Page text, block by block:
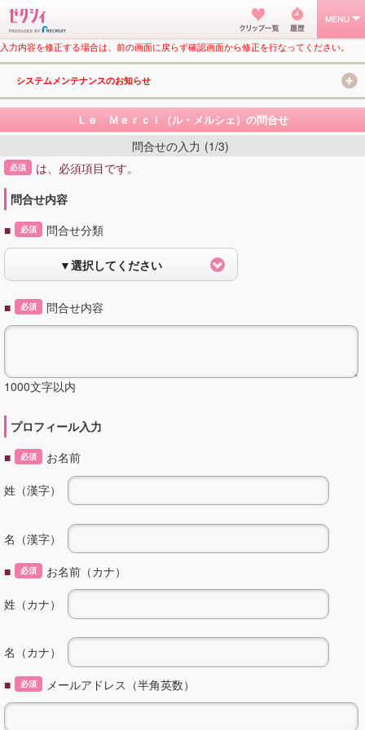
入力内容を修正する場合は、前の画面に戻らず確認画面から修正を行なってください。
システムメンテナンスのお知らせ
Ｌｅ Ｍｅｒｃｉ（ル・メルシェ）の問合せ
問合せの入力 (1/3)
必須
は、必須項目です。
問合せ内容
■
必須 問合せ分類
▼選択してください
■ 必須 問合せ内容
1000文字以内
プロフィール入力
■
必須 お名前
姓（漢字）
名（漢字）
■ 必須 お名前（カナ）
姓（カナ）
名（カナ）
■ 必須 メールアドレス（半角英数）